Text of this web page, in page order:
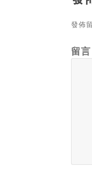
發佈
留言